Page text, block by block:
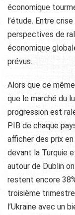
économique
l’étude. Entre
perspectives de
économique
prévus.
Alors que ce
que le marché du
progression est
PIB de chaque
afficher des prix
devant la Turquie
autour de Dublin
restent encore
troisième trimestre
l’Ukraine avec un